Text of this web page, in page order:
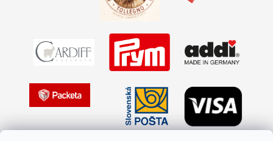
Žiadosť dotknutej osoby
Pletený slovník anglicky-česky
Pletený slovník česky-anglicky